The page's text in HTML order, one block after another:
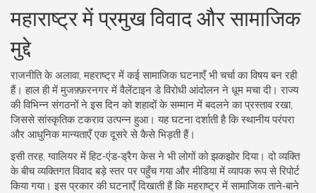
महाराष्ट्र में प्रमुख विवाद और सामाजिक
मुद्दे
राजनीति के अलावा, महराष्ट्र में कई सामाजिक घटनाएँ भी चर्चा का विषय बन रही
हैं। हाल ही में मुजफ़्फ़रनगर में वैलेंटाइन डे विरोधी आंदोलन ने धूम मचा दी। राज्य
की विभिन्न संगठनों ने इस दिन को शहादों के सम्मान में बदलने का प्रस्ताव रखा,
जिससे सांस्कृतिक टकराव उत्पन्न हुआ। यह घटना दर्शाती है कि स्थानीय परंपरा
और आधुनिक मान्यताएँ एक दूसरे से कैसे भिड़ती हैं।
इसी तरह, ग्वालियर में हिट‑एंड‑ड्रैग केस ने भी लोगों को झकझोर दिया। दो व्यक्ति
के बीच व्यक्तिगत विवाद बड़े स्तर पर पहुँच गया और मीडिया में व्यापक रूप से रिपोर्ट
किया गया। इस प्रकार की घटनाएँ दिखाती हैं कि महराष्ट्र में सामाजिक ताने‑बाने